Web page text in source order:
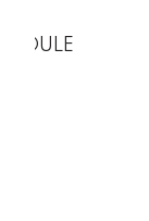
POULE